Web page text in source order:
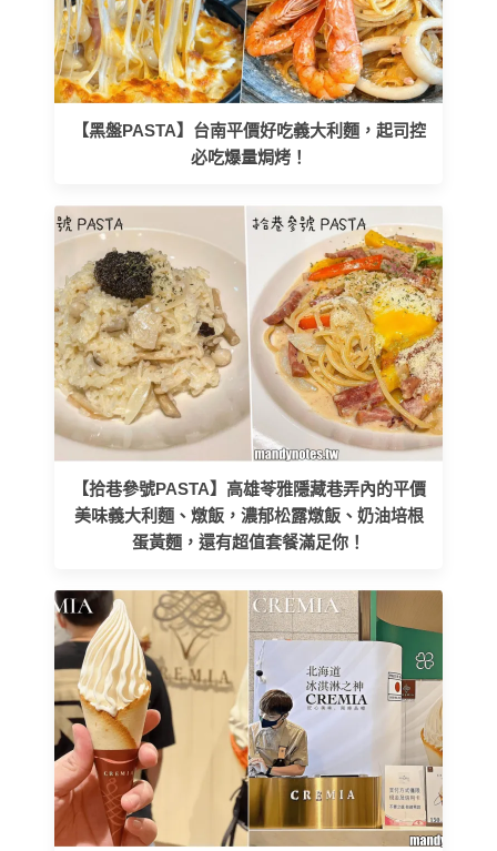
【黑盤PASTA】台南平價好吃義大利麵，起司控
必吃爆量焗烤！
【拾巷參號PASTA】高雄苓雅隱藏巷弄內的平價
美味義大利麵、燉飯，濃郁松露燉飯、奶油培根
蛋黃麵，還有超值套餐滿足你！